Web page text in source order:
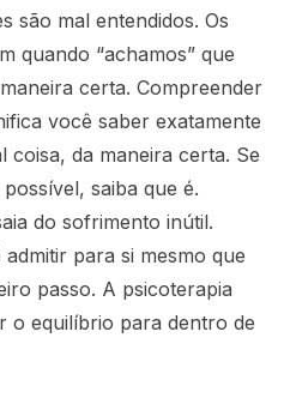
são mal entendidos. Os
quando “achamos” que
certa. Compreender
você saber exatamente
coisa, da maneira certa. Se
saiba que é.
do sofrimento inútil.
para si mesmo que
passo. A psicoterapia
o equilíbrio para dentro de